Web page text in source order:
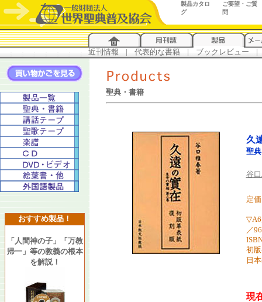
製品カタロ
グ
ご要望・ご質
問
近刊情報 | 代表的な書籍 | ブックレビュー |
おすすめ製品！
「人間神の子」「万教
帰一」等の教義の根本
を解説！
聖典・書籍
久
聖
谷
定
▽A6
／
初
日
現